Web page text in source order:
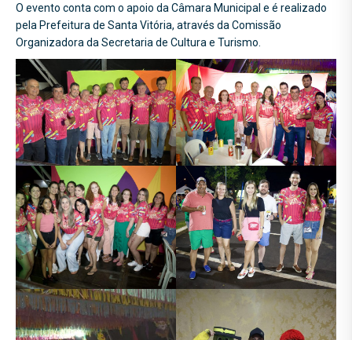
O evento conta com o apoio da Câmara Municipal e é realizado
pela Prefeitura de Santa Vitória, através da Comissão
Organizadora da Secretaria de Cultura e Turismo.